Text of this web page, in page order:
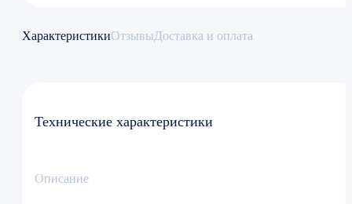
ХарактеристикиОтзывыДоставка и оплата
Технические характеристики
Описание